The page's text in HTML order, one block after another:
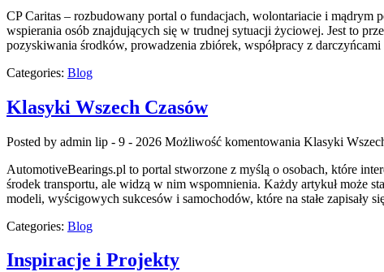
CP Caritas – rozbudowany portal o fundacjach, wolontariacie i
wspierania osób znajdujących się w trudnej sytuacji życiowej. Jest to
pozyskiwania środków, prowadzenia zbiórek, współpracy z
Categories: Blog
Klasyki Wszech Czasów
Posted by admin lip - 9 - 2026 Możliwość komentowania Klasyki
AutomotiveBearings.pl to portal stworzone z myślą o osobach, które
środek transportu, ale widzą w nim wspomnienia. Każdy artykuł może
modeli, wyścigowych sukcesów i samochodów, które na stałe
Categories: Blog
Inspiracje i Projekty